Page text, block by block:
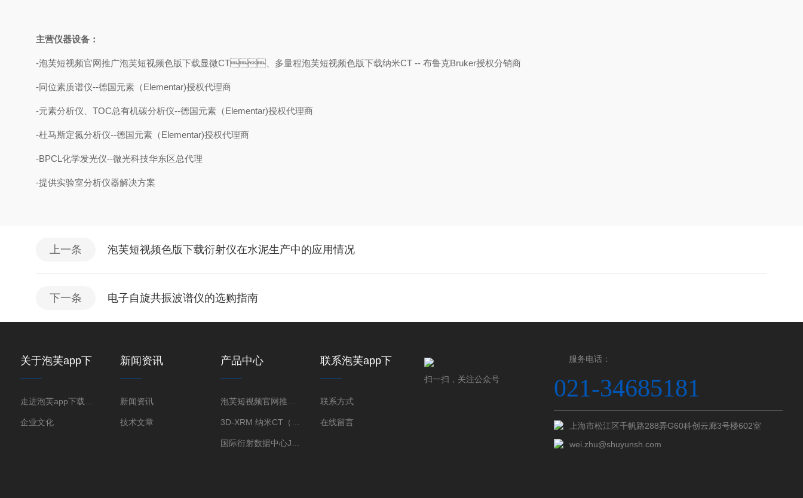
主营仪器设备：
-泡芙短视频官网推广泡芙短视频色版下载显微CT、多量程泡芙短视频色版下载纳米CT -- 布鲁克Bruker授权分销商
-同位素质谱仪--德国元素（Elementar)授权代理商
-元素分析仪、TOC总有机碳分析仪--德国元素（Elementar)授权代理商
-杜马斯定氮分析仪--德国元素（Elementar)授权代理商
-BPCL化学发光仪--微光科技华东区总代理
-提供实验室分析仪器解决方案
上一条 泡芙短视频色版下载衍射仪在水泥生产中的应用情况
下一条 电子自旋共振波谱仪的选购指南
关于泡芙app下
载免费版下载新
版
企业文化
新闻资讯
新闻资讯
技术文章
产品中心
联系泡芙app下
载免费版下载新
版
联系方式
在线留言
扫一扫，关注公众号
服务电话：
021-34685181
上海市松江区千帆路288弄G60科创云廊3号楼602室
wei.zhu@shuyunsh.com